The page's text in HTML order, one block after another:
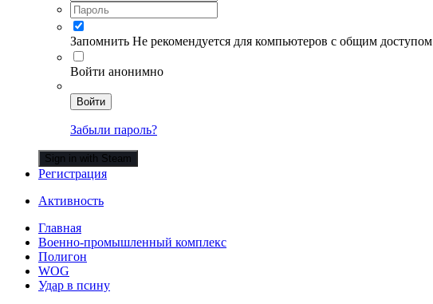
Запомнить Не рекомендуется для компьютеров с общим доступом
Войти анонимно
Войти
Забыли пароль?
Sign in with Steam
Регистрация
Активность
Главная
Военно-промышленный комплекс
Полигон
WOG
Удар в псину